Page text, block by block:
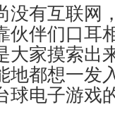
没有互联网
伙伴们口耳
大家摸索出
地都想一发
球电子游戏